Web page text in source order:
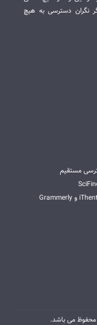
نگران دسترسی به هیچ
مستقیم
محفوظ می باشد.